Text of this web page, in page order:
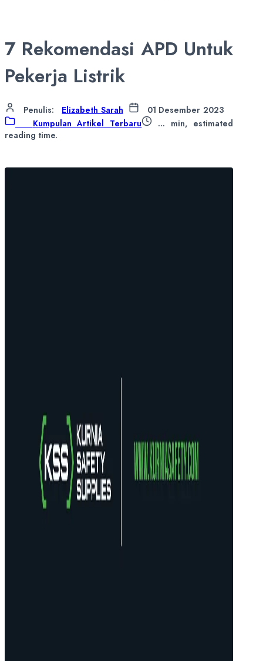
7 Rekomendasi APD Untuk
Pekerja Listrik
Penulis: Elizabeth Sarah
01 Desember 2023
Kumpulan Artikel Terbaru
... min, estimated
reading time.